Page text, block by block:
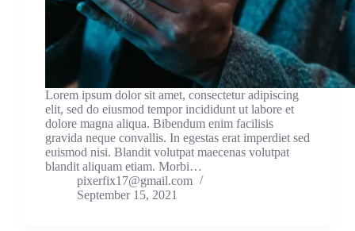
Lorem ipsum dolor sit amet, consectetur adipiscing
elit, sed do eiusmod tempor incididunt ut labore et
dolore magna aliqua. Bibendum enim facilisis
gravida neque convallis. In egestas erat imperdiet sed
euismod nisi. Blandit volutpat maecenas volutpat
blandit aliquam etiam. Morbi…
pixerfix17@gmail.com
September 15, 2021